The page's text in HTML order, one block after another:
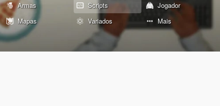
Armas
Scripts
Jogador
Mapas
Variados Mais